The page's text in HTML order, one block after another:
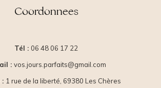
Coordonnees
Tél : 06 48 06 17 22
: vos.jours.parfaits@gmail.com
: 1 rue de la liberté, 69380 Les Chères